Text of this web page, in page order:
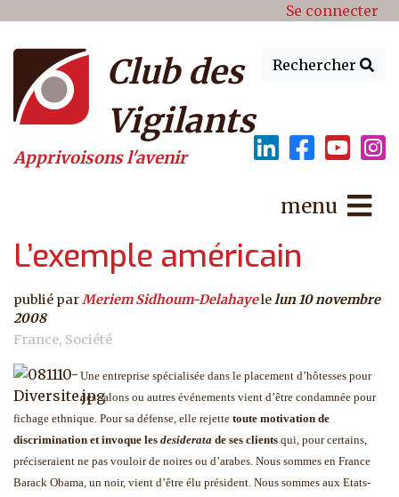
Menu du compte de Se connecter
Rechercher
Club des
Vigilants
Apprivoisons l'avenir
menu
L’exemple américain
publié parMeriem Sidhoum-Delahayelelun 10 novembre
2008
France Société
Une entreprise spécialisée dans le placement d’hôtesses pour
des salons ou autres événements vient d’être condamnée pour
fichage ethnique. Pour sa défense, elle rejette toute motivation de
discrimination et invoque les desiderata de ses clients qui, pour certains,
préciseraient ne pas vouloir de noires ou d’arabes. Nous sommes en France
Barack Obama, un noir, vient d’être élu président. Nous sommes aux Etats-